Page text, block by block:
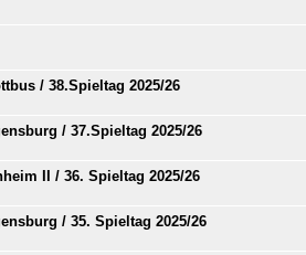
/ 38.Spieltag 2025/26
/ 37.Spieltag 2025/26
II / 36. Spieltag 2025/26
/ 35. Spieltag 2025/26